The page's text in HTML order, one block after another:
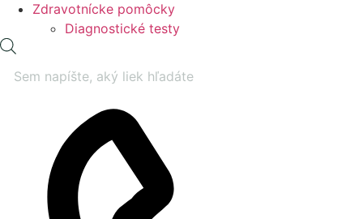
Zdravotnícke pomôcky
Diagnostické testy
search